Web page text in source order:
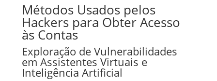
Métodos Usados pelos
Hackers para Obter Acesso
às Contas
Exploração de Vulnerabilidades
em Assistentes Virtuais e
Inteligência Artificial